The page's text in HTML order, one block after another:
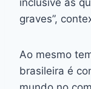
graves”,
Ao mesmo
brasileira é